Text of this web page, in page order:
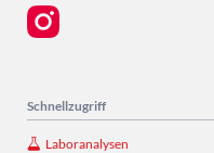
Schnellzugriff
Laboranalysen